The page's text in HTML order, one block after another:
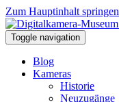
Zum Hauptinhalt springen
Toggle navigation
Blog
Kameras
Historie
Neuzugänge